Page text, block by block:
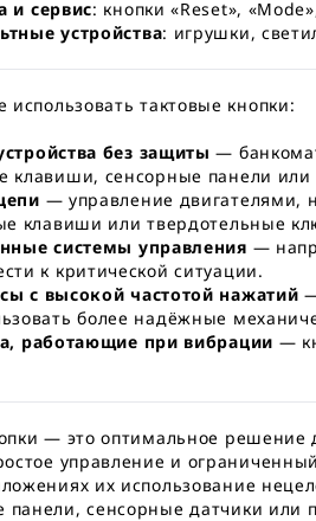
и сервис: кнопки «Reset»,
устройства: игрушки,
использовать тактовые кнопки:
без защиты —
клавиши, сенсорные панели
— управление двигателями,
клавиши или твердотельные
системы управления —
к критической ситуации.
с высокой частотой нажатий
более надёжные
работающие при вибрации —
— это оптимальное решение
управление и
их использование
панели, сенсорные датчики